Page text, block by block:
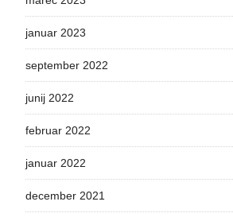
januar 2023
september 2022
junij 2022
februar 2022
januar 2022
december 2021